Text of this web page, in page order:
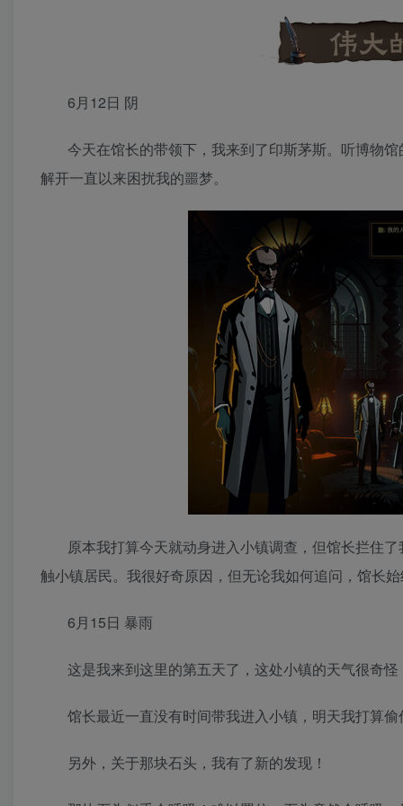
6月12日 阴
今天在馆长的带领下，我来到了印斯茅斯。听博物
解开一直以来困扰我的噩梦。
原本我打算今天就动身进入小镇调查，但馆长拦住
触小镇居民。我很好奇原因，但无论我如何追问，馆长
6月15日 暴雨
这是我来到这里的第五天了，这处小镇的天气很奇
馆长最近一直没有时间带我进入小镇，明天我打算
另外，关于那块石头，我有了新的发现！